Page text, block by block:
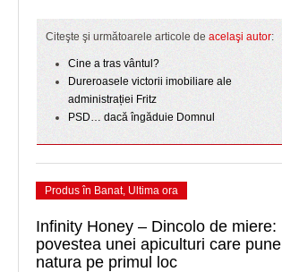
Citeşte şi următoarele articole de acelaşi autor:
Cine a tras vântul?
Dureroasele victorii imobiliare ale
administrației Fritz
PSD… dacă îngăduie Domnul
Produs în Banat, Ultima ora
Infinity Honey – Dincolo de miere:
povestea unei apiculturi care pune
natura pe primul loc